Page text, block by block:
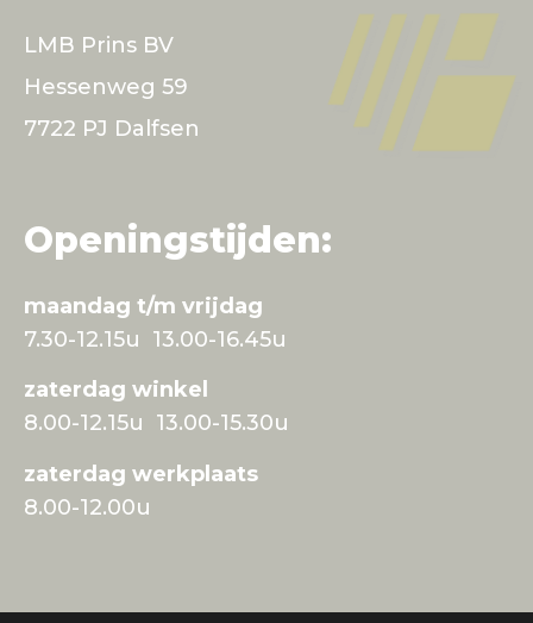
LMB Prins BV
Hessenweg 59
7722 PJ Dalfsen
Openingstijden:
maandag t/m vrijdag
7.30-12.15u 13.00-16.45u
zaterdag winkel
8.00-12.15u 13.00-15.30u
zaterdag werkplaats
8.00-12.00u